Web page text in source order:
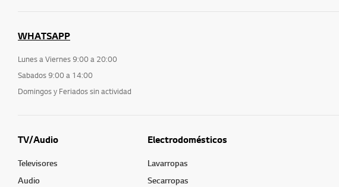
WHATSAPP
Lunes a Viernes 9:00 a 20:00
Sabados 9:00 a 14:00
Domingos y Feriados sin actividad
TV/Audio
Televisores
Audio
Electrodomésticos
Lavarropas
Secarropas